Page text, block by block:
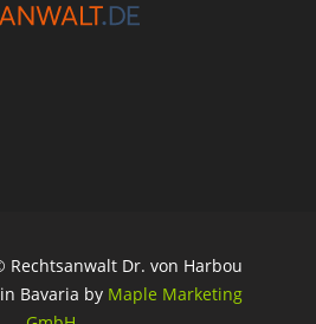
Rechtsanwalt Dr. von Harbou
Bavaria by Maple Marketing